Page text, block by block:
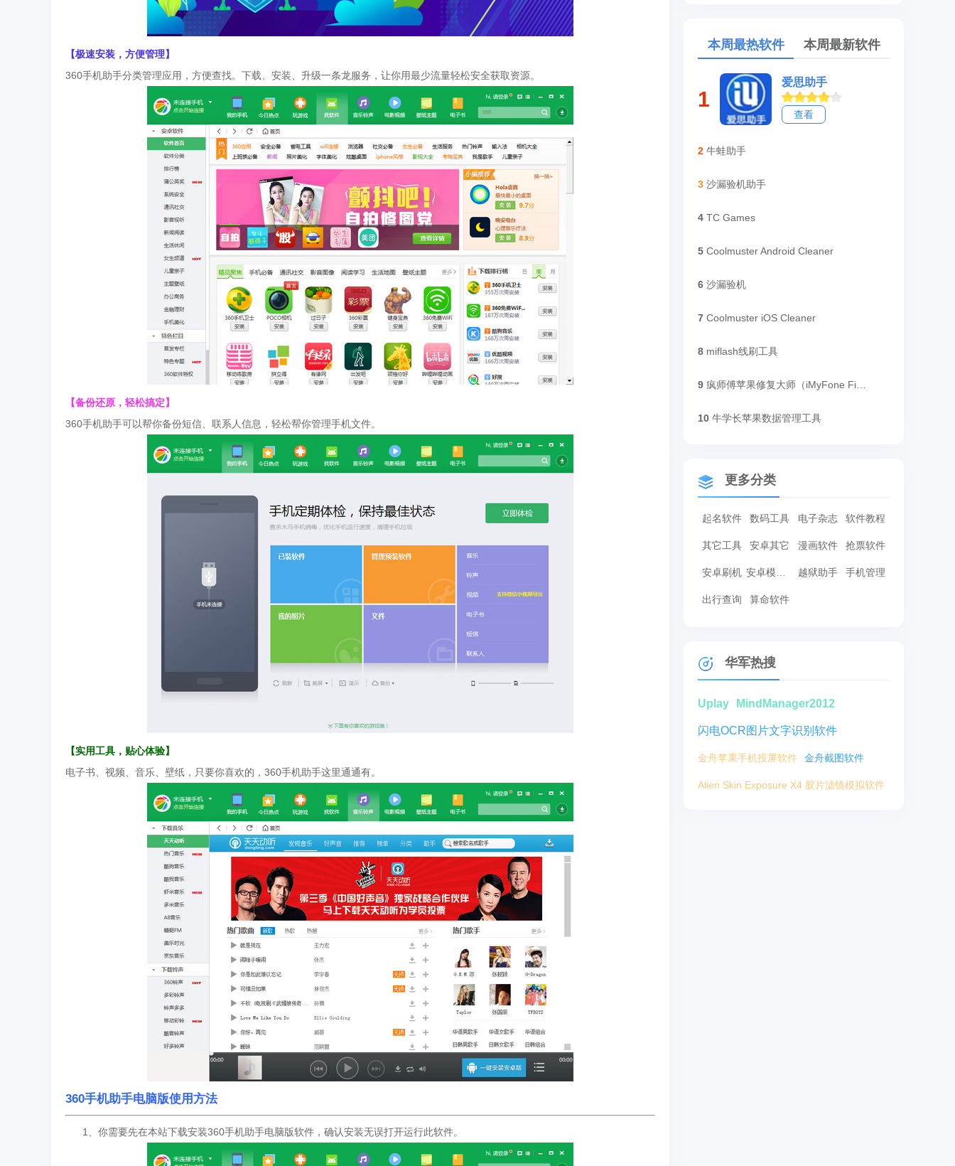
【极速安装，方便管理】
360手机助手分类管理应用，方便查找。下载、安装、升级一条龙服务，让你用最少流量轻松安全获取资源。
【备份还原，轻松搞定】
360手机助手可以帮你备份短信、联系人信息，轻松帮你管理手机文件。
【实用工具，贴心体验】
电子书、视频、音乐、壁纸，只要你喜欢的，360手机助手这里通通有。
360手机助手电脑版使用方法
1、你需要先在本站下载安装360手机助手电脑版软件，确认安装无误打开运行此软件。
本周最热软件 本周最新软件
1
爱思助手
查看
2 牛蛙助手
3 沙漏验机助手
4 TC Games
5 Coolmuster Android Cleaner
6 沙漏验机
7 Coolmuster iOS Cleaner
8 miflash线刷工具
9
10 牛学长苹果数据管理工具
更多分类
起名软件 数码工具 电子杂志 软件教程
其它工具 安卓其它 漫画软件 抢票软件
安卓刷机 安卓模拟器 越狱助手 手机管理
出行查询 算命软件
华军热搜
Uplay MindManager2012
闪电OCR图片文字识别软件
金舟苹果手机投屏软件 金舟截图软件
Alien Skin Exposure X4 胶片滤镜模拟软件